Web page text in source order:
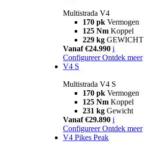
Multistrada V4
170 pk Vermogen
125 Nm Koppel
229 kg GEWICHT
Vanaf €24.990 i
Configureer Ontdek meer
V4 S
Multistrada V4 S
170 pk Vermogen
125 Nm Koppel
231 kg Gewicht
Vanaf €29.890 i
Configureer Ontdek meer
V4 Pikes Peak